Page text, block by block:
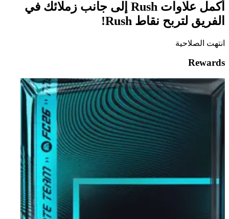
أكمل علاوات Rush إلى جانب زملائك في
الفريق لتربح نقاط Rush!
انتهت الصلاحية
Rewards